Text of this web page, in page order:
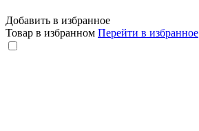
Добавить в избранное
Товар в избранном Перейти в избранное